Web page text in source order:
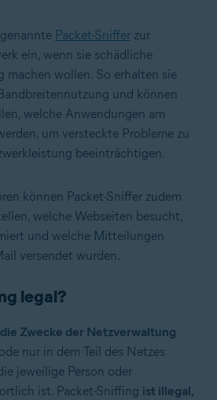
Packet-Sniffer zur
ein, wenn sie schädliche
machen wollen. So erhalten sie
und können
welche Anwendungen am
um versteckte Probleme zu
beeinträchtigen.
können Packet-Sniffer zudem
welche Webseiten besucht,
und welche Mitteilungen
versendet wurden.
legal?
Zwecke der Netzverwaltung
nur in dem Teil des Netzes
jeweilige Person oder
ist. Packet-Sniffing ist illegal,